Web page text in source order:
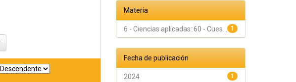
Materia
1
6 - Ciencias aplicadas::60 - Cues...
Fecha de publicación
1
2024